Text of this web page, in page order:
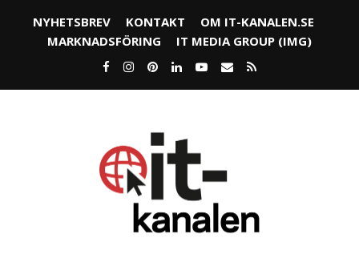
NYHETSBREV KONTAKT
OM IT-KANALEN.SE
MARKNADSFÖRING
IT MEDIA GROUP (IMG)